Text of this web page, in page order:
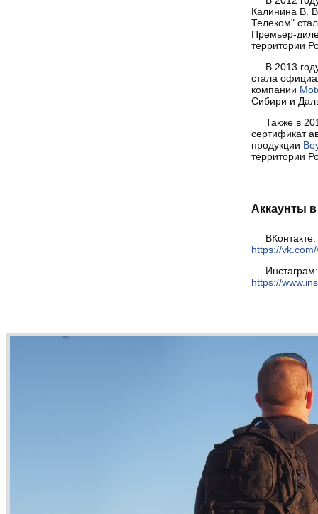
Калинина В.
Телеком"
Премьер-
территории
В 2013
стала
компании
Сибири и
Также в
сертификат
продукции
территории
Аккаунты
ВКонтакте:
https://
Инстаграм:
https://